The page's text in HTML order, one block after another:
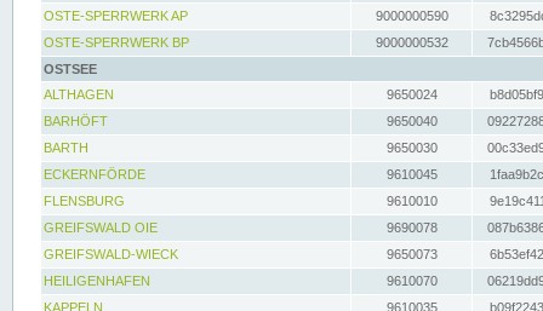
OSTE-SPERRWERK AP
9000000590
OSTE-SPERRWERK BP
9000000532
OSTSEE
ALTHAGEN
9650024
BARHÖFT
9650040
BARTH
9650030
ECKERNFÖRDE
9610045
FLENSBURG
9610010
GREIFSWALD OIE
9690078
GREIFSWALD-WIECK
9650073
HEILIGENHAFEN
9610070
KAPPELN
9610035